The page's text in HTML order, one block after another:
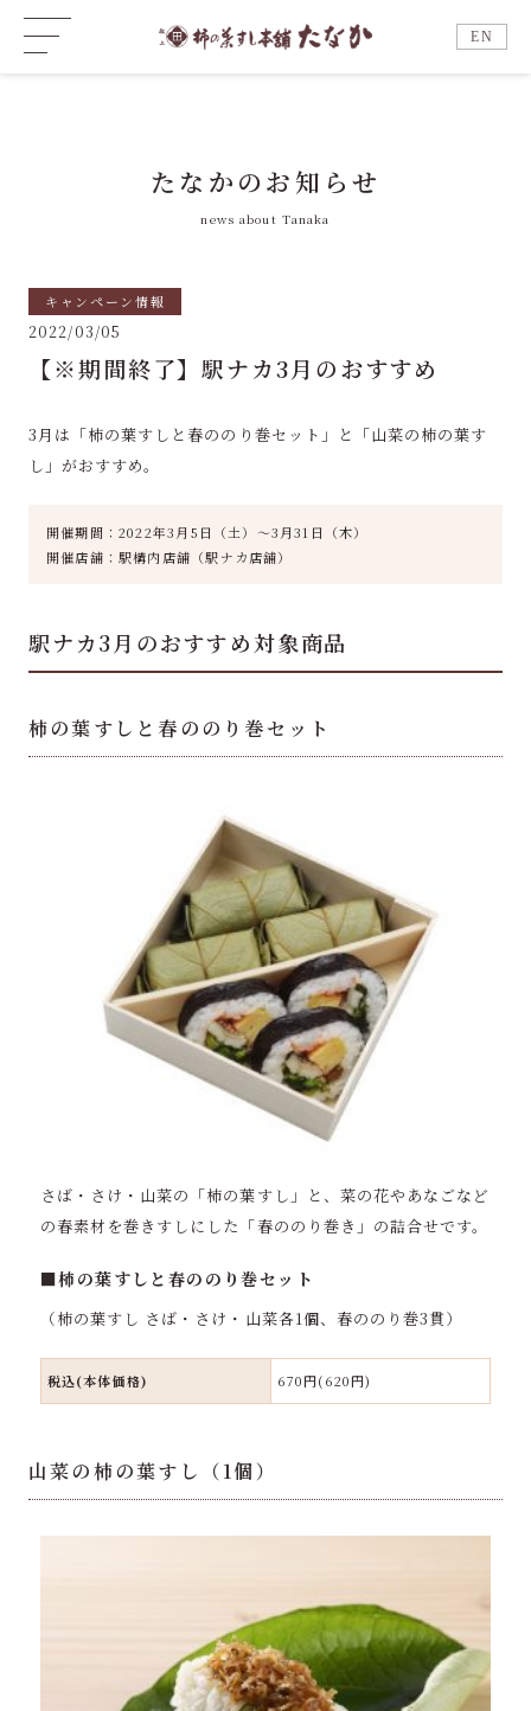
EN
たなかのお知らせ
news about Tanaka
キャンペーン情報
2022/03/05
【※期間終了】駅ナカ3月のおすすめ
3月は「柿の葉すしと春ののり巻セット」と「山菜の柿の葉す
し」がおすすめ。
開催期間：2022年3月5日（土）～3月31日（木）
開催店舗：駅構内店舗（駅ナカ店舗）
駅ナカ3月のおすすめ対象商品
柿の葉すしと春ののり巻セット
さば・さけ・山菜の「柿の葉すし」と、菜の花やあなごなど
の春素材を巻きすしにした「春ののり巻き」の詰合せです。
■柿の葉すしと春ののり巻セット
（柿の葉すし さば・さけ・山菜各1個、春ののり巻3貫）
税込(本体価格) 670円(620円)
山菜の柿の葉すし（1個）